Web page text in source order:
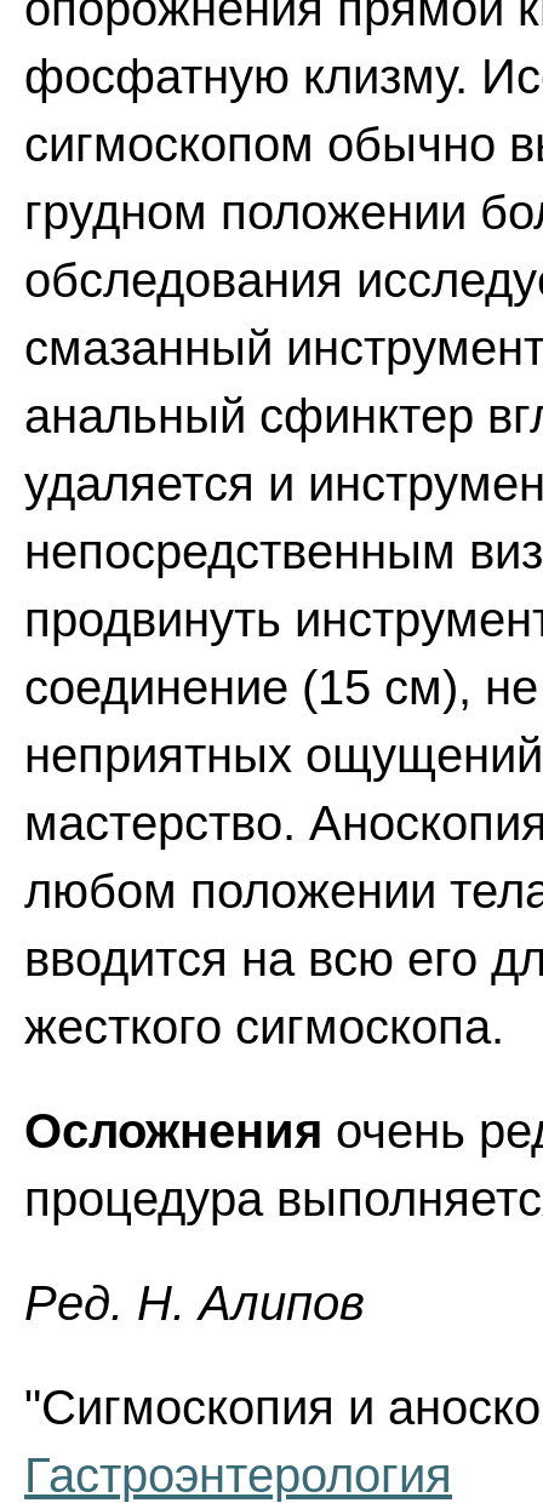
фосфатную клизму.
сигмоскопом обычно
грудном положении
обследования
смазанный
анальный сфинктер
удаляется и
непосредственным
продвинуть
соединение (15 см),
неприятных
мастерство.
любом положении
вводится на всю его
жесткого сигмоскопа.
Осложнения очень
процедура
Ред. Н. Алипов
"Сигмоскопия и
Гастроэнтерология